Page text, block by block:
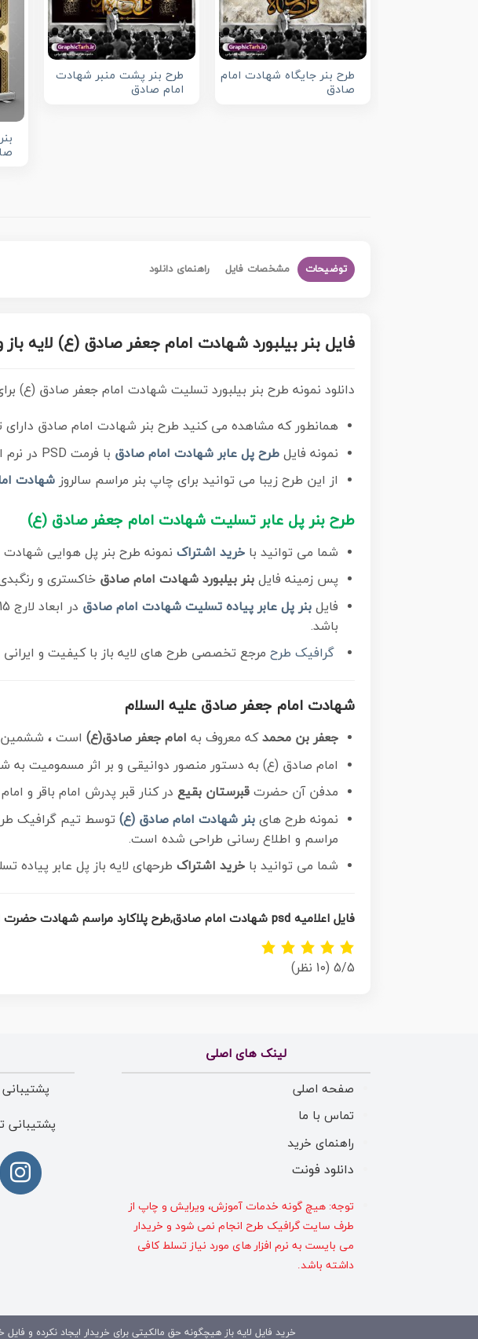
طرح بنر جایگاه شهادت امام
صادق
طرح بنر پشت منبر شهادت
امام صادق
توضیحات مشخصات فایل راهنمای دانلود
فایل بنر بیلبورد شهادت امام جعفر صادق (ع) لایه
دانلود نمونه طرح بنر بیلبورد تسلیت شهادت امام جعفر صادق (ع)
همانطور که مشاهده می کنید طرح بنر شهادت امام صادق
نمونه فایل طرح پل عابر شهادت امام صادق با فرمت PSD در نرم افزار فتوشاپ و با قابلیت تغییر سایز است.
از این طرح زیبا می توانید برای چاپ بنر مراسم سالروز شهادت
طرح بنر پل عابر تسلیت شهادت امام جعفر صادق (ع)
شما می توانید با خرید اشتراکنمونه طرح بنر پل هوایی شهادت
پس زمینه فایل بنر بیلبورد شهادت امام صادق خاکستری و
فایل بنر پل عابر پیاده تسلیت شهادت امام صادق در ابعاد لارج 15 در 3 متر و با رزولوشن 72 مناسب تسلیت ، از سایت
باشد.
گرافیک طرحمرجع تخصصی طرح های لایه باز با کیفیت و ایرانی
شهادت امام جعفر صادق علیه السلام
جعفر بن محمدکه معروف به امام جعفر صادق(ع) است،ششمین
امام صادق (ع) به دستور منصور دوانیقی و بر اثر مسمومیت
مدفن آن حضرت قبرستان بقیعدر کنار قبر پدرش امام باقر و
نمونه طرح های بنر شهادت امام صادق (ع)توسط تیم گرافیک طرح
مراسم و اطلاع رسانی طراحی شده است.
شما می توانید با خرید اشتراکطرحهای لایه باز پل عابر پیاده
فایل اعلامیه psd شهادت امام صادق,طرح پلاکارد مراسم شهادت حضرت امام جعفر صادق,پوستر اطلاعرسانی شهادت امام صادق,
5/5 (10 نظر)
لینک های اصلی
صفحه اصلی
تماس با ما
راهنمای خرید
دانلود فونت
توجه: هیچ گونه خدمات آموزش، ویرایش و چاپ از
طرف سایت گرافیک طرح انجام نمی شود و خریدار
می بایست به نرم افزار های مورد نیاز تسلط کافی
داشته باشد.
پشتیبانی
پشتیبانی
خرید فایل لایه باز هیچگونه حق مالکیتی برای خریدار ایجاد نکرده و